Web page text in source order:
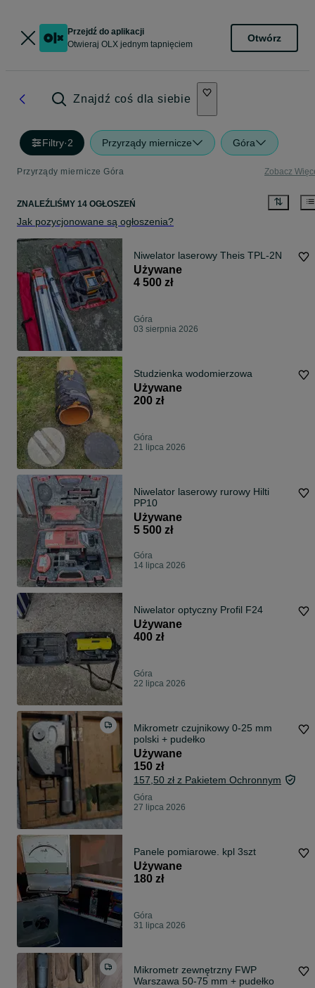
Przejdź do aplikacji
Otwieraj OLX jednym tapnięciem
Otwórz
Znajdź coś dla siebie
Filtry·2 Przyrządy miernicze Góra
Przyrządy miernicze Góra Zobacz
ZNALEŹLIŚMY 14 OGŁOSZEŃ
Jak pozycjonowane są ogłoszenia?
Niwelator laserowy Theis TPL-2N
Używane
4 500 zł
Góra
03 sierpnia 2026
Studzienka wodomierzowa
Używane
200 zł
Góra
21 lipca 2026
Niwelator laserowy rurowy Hilti
PP10
Używane
5 500 zł
Góra
14 lipca 2026
Niwelator optyczny Profil F24
Używane
400 zł
Góra
22 lipca 2026
Mikrometr czujnikowy 0-25 mm
polski + pudełko
Używane
150 zł
157,50 zł z Pakietem Ochronnym
Góra
27 lipca 2026
Panele pomiarowe. kpl 3szt
Używane
180 zł
Góra
31 lipca 2026
Mikrometr zewnętrzny FWP
Warszawa 50-75 mm + pudełko